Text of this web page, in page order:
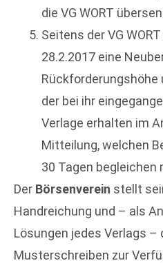
die VG WORT
Seitens der VG
28.2.2017 eine
der bei ihr
Verlage erhalten im
Mitteilung, welchen
30 Tagen begleichen
Der Börsenverein stellt
Handreichung und – als
Lösungen jedes Verlags –
Musterschreiben zur